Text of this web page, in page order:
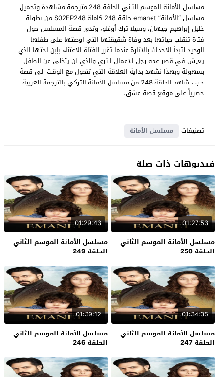
مسلسل الأمانة الموسم الثاني الحلقة 248 مترجمة مشاهدة وتحميل
مسلسل “الأمانة” emanet حلقة 248 كاملة S02EP248 من بطولة
خليل إبراهيم جيهان، وسيلا ترك أوغلو، وتدور قصة المسلسل حول
فتاة تنقلب حياتها بعد وفاة شقيقتها التي اوصتها على طفلها
الوحيد لتبدأ الاحداث بالاثارة عندما تقرر الفتاة الاعتناء بإبن اختها الذي
يعيش في قصر عمه رجل الاعمال الثري والذي لن يتخلى عن الطفل
بسهولة وبهذا نشهد بداية العلاقة التي تتحول مع الوقت الى قصة
حب ، شاهد الحلقة 248 من مسلسل الأمانة التركي بالترجمة العربية
حصرياً على موقع قصة عشق.
تصنيفات مسلسل الأمانة
فيديوهات ذات صلة
01:27:53
مسلسل الأمانة الموسم الثاني
الحلقة 250
01:29:43
مسلسل الأمانة الموسم الثاني
الحلقة 249
01:34:35
مسلسل الأمانة الموسم الثاني
الحلقة 247
01:39:12
مسلسل الأمانة الموسم الثاني
الحلقة 246